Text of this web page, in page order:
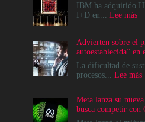
IBM ha adquirido
I+D en... Lee más:
en
Advierten sobre el
autoestablecida”
La dificultad de
procesos... Lee más:
Meta lanza su
busca competir